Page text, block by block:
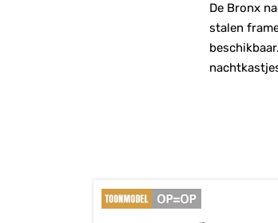
De Bronx
stalen